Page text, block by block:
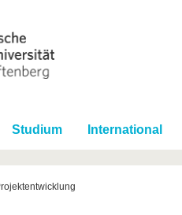
Studium International